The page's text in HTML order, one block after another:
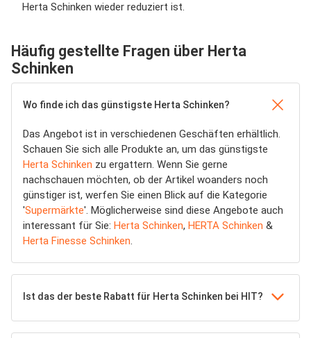
Herta Schinken wieder reduziert ist.
Häufig gestellte Fragen über Herta
Schinken
Wo finde ich das günstigste Herta Schinken?
Das Angebot ist in verschiedenen Geschäften erhältlich.
Schauen Sie sich alle Produkte an, um das günstigste
Herta Schinken zu ergattern. Wenn Sie gerne
nachschauen möchten, ob der Artikel woanders noch
günstiger ist, werfen Sie einen Blick auf die Kategorie
'Supermärkte'. Möglicherweise sind diese Angebote auch
interessant für Sie: Herta Schinken, HERTA Schinken &
Herta Finesse Schinken.
Ist das der beste Rabatt für Herta Schinken bei HIT?